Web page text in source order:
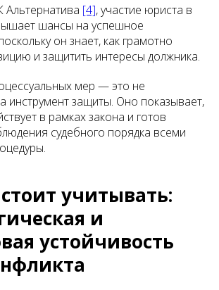
[4], участие юриста в
шансы на успешное
он знает, как грамотно
и защитить интересы должника.
мер — это не
инструмент защиты. Оно показывает,
в рамках закона и готов
судебного порядка всеми
учитывать:
и
устойчивость